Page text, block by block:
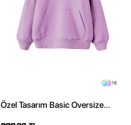
16
Özel Tasarım Basic Oversize